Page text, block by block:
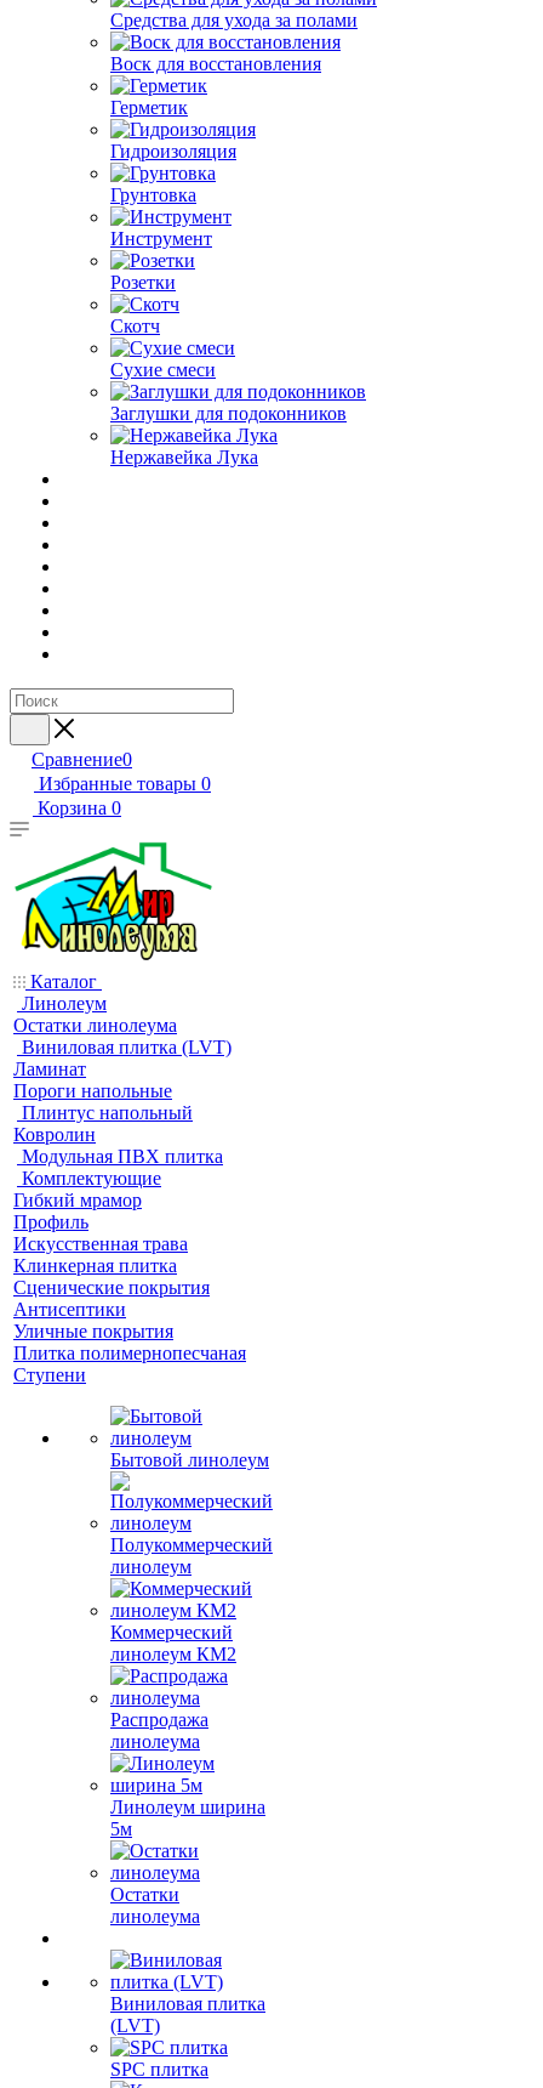
Средства для ухода за полами
Воск для восстановления
Герметик
Гидроизоляция
Грунтовка
Инструмент
Розетки
Скотч
Сухие смеси
Заглушки для подоконников
Нержавейка Лука
Сравнение0
Избранные товары 0
Корзина 0
Каталог
Линолеум
Остатки линолеума
Виниловая плитка (LVT)
Ламинат
Пороги напольные
Плинтус напольный
Ковролин
Модульная ПВХ плитка
Комплектующие
Гибкий мрамор
Профиль
Искусственная трава
Клинкерная плитка
Сценические покрытия
Антисептики
Уличные покрытия
Плитка полимернопесчаная
Ступени
Бытовой линолеум
Полукоммерческий
линолеум
Коммерческий
линолеум КМ2
Распродажа
линолеума
Линолеум ширина
5м
Остатки
линолеума
Виниловая плитка
(LVT)
SPC плитка